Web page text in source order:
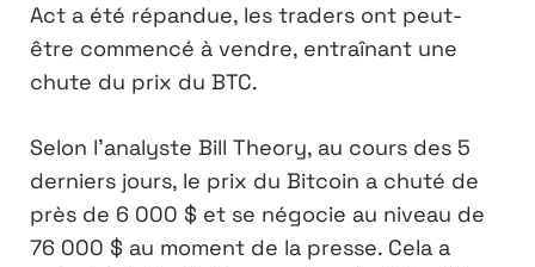
Act a été répandue, les traders ont peut-
être commencé à vendre, entraînant une
chute du prix du BTC.
Selon l’analyste Bill Theory, au cours des 5
derniers jours, le prix du Bitcoin a chuté de
près de 6 000 $ et se négocie au niveau de
76 000 $ au moment de la presse. Cela a